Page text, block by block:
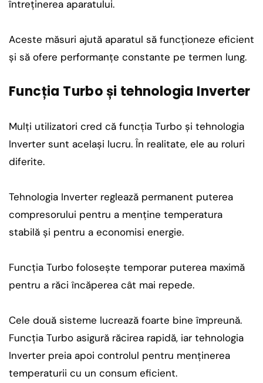
întreținerea aparatului.
Aceste măsuri ajută aparatul să funcționeze eficient
și să ofere performanțe constante pe termen lung.
Funcția Turbo și tehnologia Inverter
Mulți utilizatori cred că funcția Turbo și tehnologia
Inverter sunt același lucru. În realitate, ele au roluri
diferite.
Tehnologia Inverter reglează permanent puterea
compresorului pentru a menține temperatura
stabilă și pentru a economisi energie.
Funcția Turbo folosește temporar puterea maximă
pentru a răci încăperea cât mai repede.
Cele două sisteme lucrează foarte bine împreună.
Funcția Turbo asigură răcirea rapidă, iar tehnologia
Inverter preia apoi controlul pentru menținerea
temperaturii cu un consum eficient.